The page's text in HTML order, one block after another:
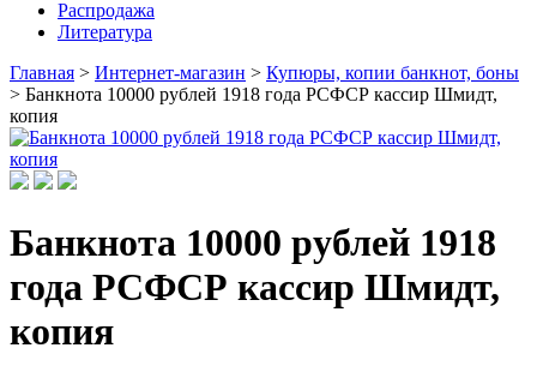
Распродажа
Литература
Главная > Интернет-магазин > Купюры, копии банкнот, боны
> Банкнота 10000 рублей 1918 года РСФСР кассир Шмидт,
копия
Банкнота 10000 рублей 1918
года РСФСР кассир Шмидт,
копия